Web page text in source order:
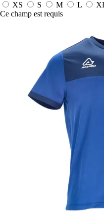
XS S M L
Ce champ est requis